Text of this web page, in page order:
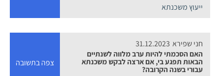
ייעוץ משכנתא
חני שפירא 31.12.2023
האם הסכמתי להיות ערב מלווה לשנתיים
הבאות תפגע בי, אם ארצה לבקש משכנתא
עבורי בשנה הקרובה?
צפה בתשובה